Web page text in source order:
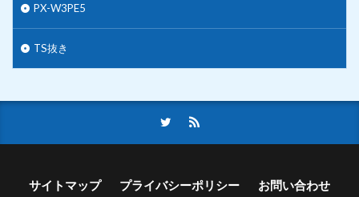
PX-W3PE5
TS抜き
サイトマップ プライバシーポリシー お問い合わせ